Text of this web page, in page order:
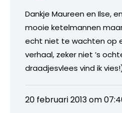
Dankje Maureen en Ilse,
mooie ketelmannen
echt niet te wachten op
verhaal, zeker niet ’s
draadjesvlees vind ik
20 februari 2013 om